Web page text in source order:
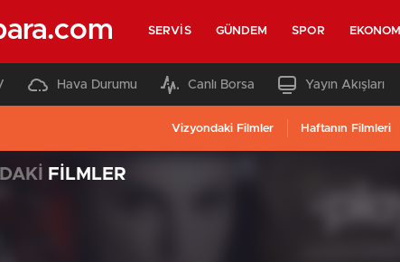
SERVIS GÜNDEM SPOR EKONOMI
Hava Durumu Canlı Borsa Yayın Akışları
Vizyondaki Filmler Haftanın Filmleri
FİLMLER